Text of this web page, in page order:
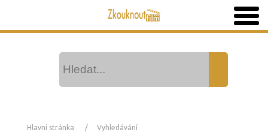
Hlavní stránka Vyhledávání